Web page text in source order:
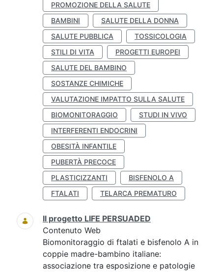
PROMOZIONE DELLA SALUTE
BAMBINI
SALUTE DELLA DONNA
SALUTE PUBBLICA
TOSSICOLOGIA
STILI DI VITA
PROGETTI EUROPEI
SALUTE DEL BAMBINO
SOSTANZE CHIMICHE
VALUTAZIONE IMPATTO SULLA SALUTE
BIOMONITORAGGIO
STUDI IN VIVO
INTERFERENTI ENDOCRINI
OBESITÀ INFANTILE
PUBERTÀ PRECOCE
PLASTICIZZANTI
BISFENOLO A
FTALATI
TELARCA PREMATURO
Il progetto LIFE PERSUADED
Contenuto Web
Biomonitoraggio di ftalati e bisfenolo A in
coppie madre-bambino italiane:
associazione tra esposizione e patologie